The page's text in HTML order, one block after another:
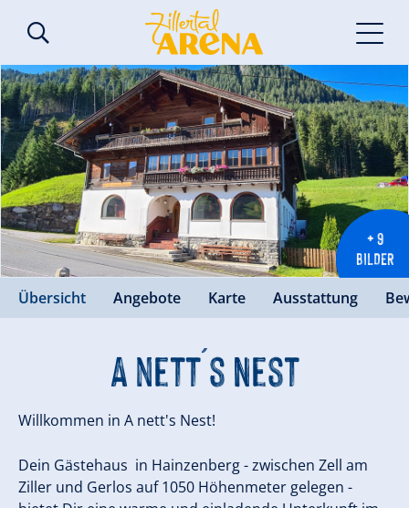
+ 9
BILDER
Übersicht Angebote Karte Ausstattung
A nett´s Nest
Willkommen in A nett's Nest!
Dein Gästehaus in Hainzenberg - zwischen Zell am
Ziller und Gerlos auf 1050 Höhenmeter gelegen -